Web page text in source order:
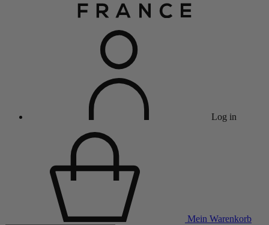
Log in
Mein Warenkorb